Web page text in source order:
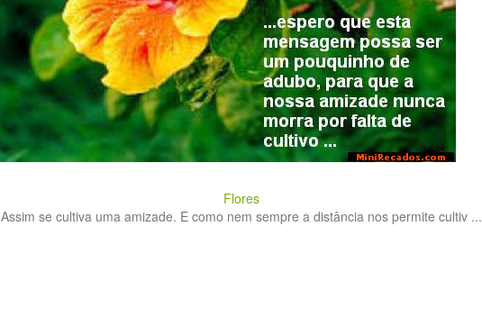
Flores
Assim se cultiva uma amizade. E como nem sempre a distância nos permite cultiv ...